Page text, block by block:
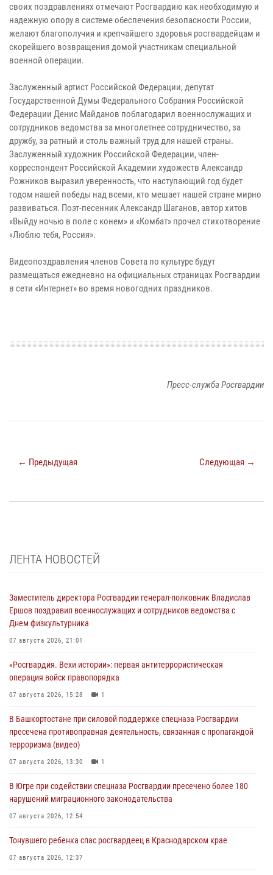
своих поздравлениях отмечают Росгвардию как необходимую и
надежную опору в системе обеспечения безопасности России,
желают благополучия и крепчайшего здоровья росгвардейцам и
скорейшего возвращения домой участникам специальной
военной операции.
Заслуженный артист Российской Федерации, депутат
Государственной Думы Федерального Собрания Российской
Федерации Денис Майданов поблагодарил военнослужащих и
сотрудников ведомства за многолетнее сотрудничество, за
дружбу, за ратный и столь важный труд для нашей страны.
Заслуженный художник Российской Федерации, член-
корреспондент Российской Академии художеств Александр
Рожников выразил уверенность, что наступающий год будет
годом нашей победы над всеми, кто мешает нашей стране мирно
развиваться. Поэт-песенник Александр Шаганов, автор хитов
«Выйду ночью в поле с конем» и «Комбат» прочел стихотворение
«Люблю тебя, Россия».
Видеопоздравления членов Совета по культуре будут
размещаться ежедневно на официальных страницах Росгвардии
в сети «Интернет» во время новогодних праздников.
Пресс-служба Росгвардии
← Предыдущая Следующая →
ЛЕНТА НОВОСТЕЙ
Заместитель директора Росгвардии генерал-полковник Владислав
Ершов поздравил военнослужащих и сотрудников ведомства с
Днем физкультурника
07 августа 2026, 21:01
«Росгвардия. Вехи истории»: первая антитеррористическая
операция войск правопорядка
07 августа 2026, 15:28 1
В Башкортостане при силовой поддержке спецназа Росгвардии
пресечена противоправная деятельность, связанная с пропагандой
терроризма (видео)
07 августа 2026, 13:30 1
В Югре при содействии спецназа Росгвардии пресечено более 180
нарушений миграционного законодательства
07 августа 2026, 12:54
Тонувшего ребенка спас росгвардеец в Краснодарском крае
07 августа 2026, 12:37